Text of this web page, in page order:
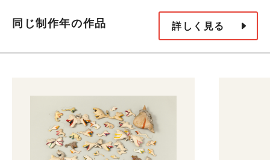
同じ制作年の作品 詳しく見る